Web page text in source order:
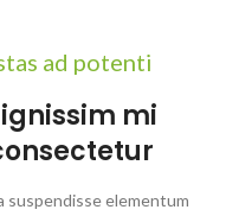
ad potenti
mi
suspendisse elementum